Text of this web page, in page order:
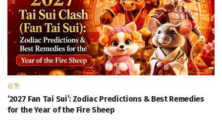
运势
‘2027 Fan Tai Sui’: Zodiac Predictions & Best Remedies
for the Year of the Fire Sheep